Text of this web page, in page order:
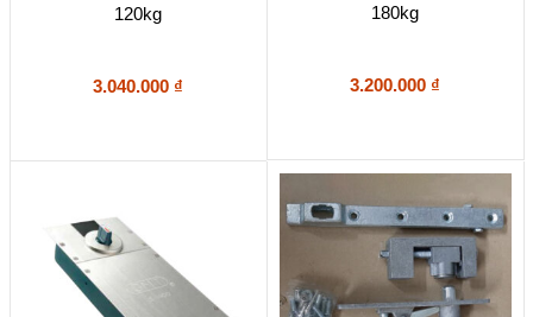
120kg
3.040.000 ₫
180kg
3.200.000 ₫